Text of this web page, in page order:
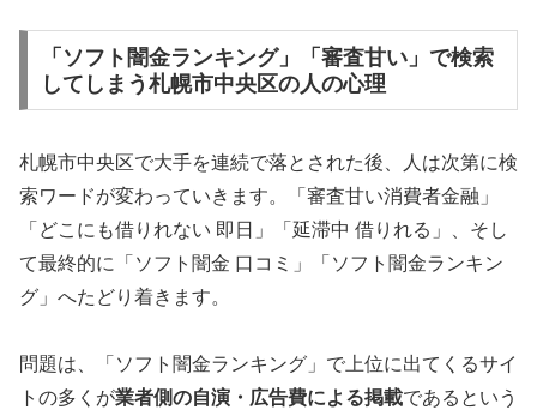
「ソフト闇金ランキング」「審査甘い」で検索
してしまう札幌市中央区の人の心理
札幌市中央区で大手を連続で落とされた後、人は次第に検
索ワードが変わっていきます。「審査甘い消費者金融」
「どこにも借りれない 即日」「延滞中 借りれる」、そし
て最終的に「ソフト闇金 口コミ」「ソフト闇金ランキン
グ」へたどり着きます。
問題は、「ソフト闇金ランキング」で上位に出てくるサイ
トの多くが業者側の自演・広告費による掲載であるという